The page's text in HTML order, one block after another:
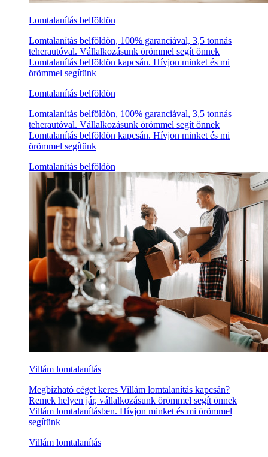
Lomtalanítás belföldön
Lomtalanítás belföldön, 100% garanciával, 3,5 tonnás
teherautóval. Vállalkozásunk örömmel segít önnek
Lomtalanítás belföldön kapcsán. Hívjon minket és mi
örömmel segítünk
Lomtalanítás belföldön
Lomtalanítás belföldön, 100% garanciával, 3,5 tonnás
teherautóval. Vállalkozásunk örömmel segít önnek
Lomtalanítás belföldön kapcsán. Hívjon minket és mi
örömmel segítünk
Lomtalanítás belföldön
Villám lomtalanítás
Megbízható céget keres Villám lomtalanítás kapcsán?
Remek helyen jár, vállalkozásunk örömmel segít önnek
Villám lomtalanításben. Hívjon minket és mi örömmel
segítünk
Villám lomtalanítás